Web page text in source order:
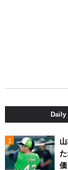
Daily
価